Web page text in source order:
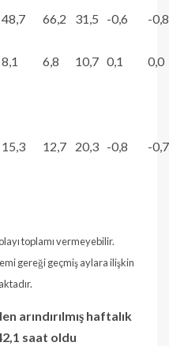
48,7 66,2 31,5 -0,6 -0,8
8,1 6,8 10,7 0,1 0,0
15,3 12,7 20,3 -0,8 -0,7
toplamı vermeyebilir.
gereği geçmiş aylara ilişkin
arındırılmış haftalık
saat oldu